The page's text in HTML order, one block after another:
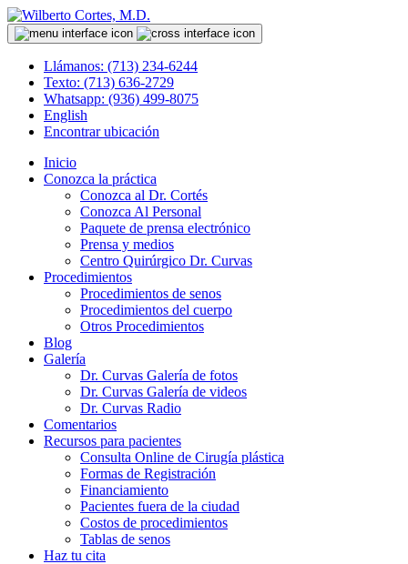
Llámanos: (713) 234-6244
Texto: (713) 636-2729
Whatsapp: (936) 499-8075
English
Encontrar ubicación
Inicio
Conozca la práctica
Conozca al Dr. Cortés
Conozca Al Personal
Paquete de prensa electrónico
Prensa y medios
Centro Quirúrgico Dr. Curvas
Procedimientos
Procedimientos de senos
Procedimientos del cuerpo
Otros Procedimientos
Blog
Galería
Dr. Curvas Galería de fotos
Dr. Curvas Galería de videos
Dr. Curvas Radio
Comentarios
Recursos para pacientes
Consulta Online de Cirugía plástica
Formas de Registración
Financiamiento
Pacientes fuera de la ciudad
Costos de procedimientos
Tablas de senos
Haz tu cita